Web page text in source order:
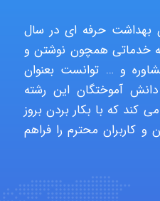
nima5534
arman.m
حرفه ای در سال
ارائه خدماتی همچون نوشتن و
و … توانست بعنوان
آموختگان این رشته
کند که با بکار بردن بروز
کاربران محترم را فراهم